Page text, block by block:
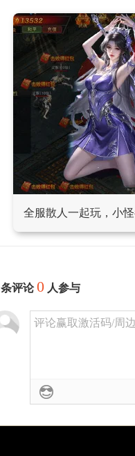
全服散人一起玩，小
条评论0 人参与
评论赢取激活码/周